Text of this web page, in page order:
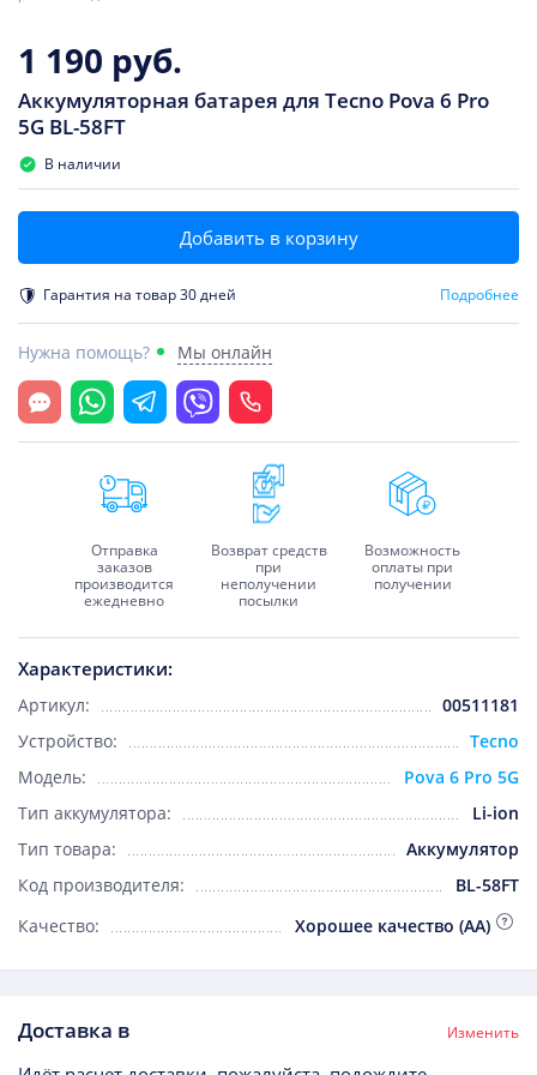
Характеристики:
Артикул:
00511181
Устройство:
Tecno
Модель:
Pova 6 Pro 5G
Тип аккумулятора:
Li-ion
Тип товара:
Аккумулятор
Код производителя:
BL-58FT
Качество:
Хорошее качество (AA)
1 190 руб.
Аккумуляторная батарея для Tecno Pova 6 Pro
5G BL-58FT
В наличии
Добавить в корзину
Гарантия на товар 30 дней Подробнее
Нужна помощь? Мы онлайн
Открыть чат
WhatsappTelegramViber Позвонить
Доставка в Изменить
Отправка
заказов
производится
ежедневно
Возврат средств
при
неполучении
посылки
Возможность
оплаты при
получении